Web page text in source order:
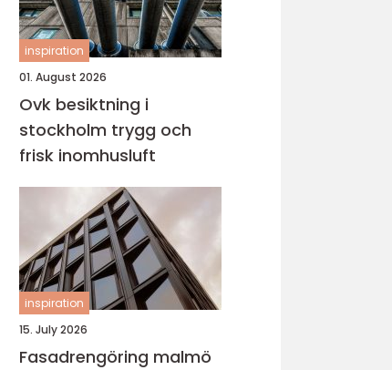
inspiration
01. August 2026
Ovk besiktning i
stockholm trygg och
frisk inomhusluft
inspiration
15. July 2026
Fasadrengöring malmö